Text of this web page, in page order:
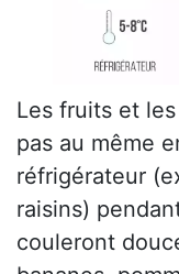
Les fruits et
pas au même
réfrigérateur
raisins)
couleront